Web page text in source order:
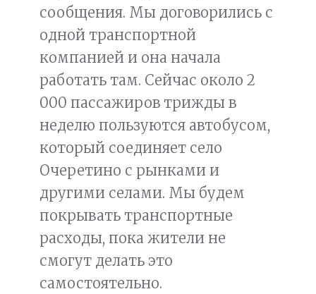
сообщения. Мы договорились с
одной транспортной
компанией и она начала
работать там. Сейчас около 2
000 пассажиров трижды в
неделю пользуются автобусом,
который соединяет село
Очеретино с рынками и
другими селами. Мы будем
покрывать транспортные
расходы, пока жители не
смогут делать это
самостоятельно.